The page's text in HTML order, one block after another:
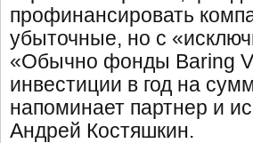
профинансировать
убыточные, но с
«Обычно фонды Baring
инвестиции в год на
напоминает партнер и
Андрей Костяшкин.